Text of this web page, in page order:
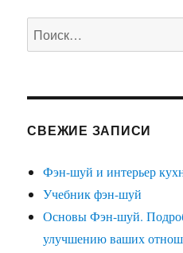
Искать:
СВЕЖИЕ ЗАПИСИ
Фэн-шуй и интерьер
Учебник фэн-шуй
Основы Фэн-шуй.
улучшению ваших